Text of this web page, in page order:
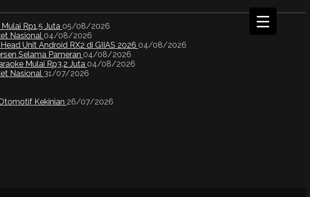
Rp1,5 Juta 05/08/2026
Nasional 04/08/2026
Unit Android RX2 di GIIAS 2026 04/08/2026
Selama Pameran 04/08/2026
Mulai Rp3,2 Juta 04/08/2026
Nasional 31/07/2026
Kekinian 26/07/2026